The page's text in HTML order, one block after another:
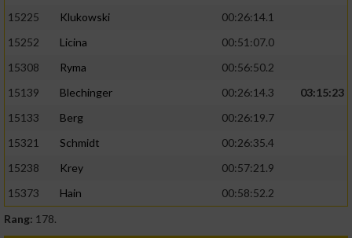
15225
Klukowski
00:26:14.1
15252
Licina
00:51:07.0
15308
Ryma
00:56:50.2
15139
Blechinger 00:26:14.3
03:15:23
15133
Berg
00:26:19.7
15321
Schmidt
00:26:35.4
15238
Krey
00:57:21.9
15373
Hain
00:58:52.2
Rang: 178.